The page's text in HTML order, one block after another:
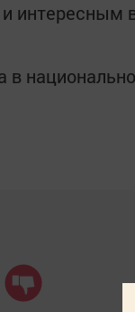
интересным
в